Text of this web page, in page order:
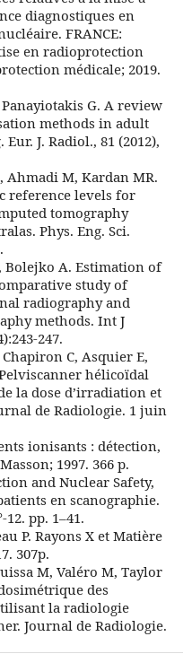
diagnostiques en
FRANCE:
en radioprotection
médicale; 2019.
G. A review
methods in adult
J. Radiol., 81 (2012),
Ahmadi M, Kardan MR.
reference levels for
tomography
Phys. Eng. Sci.
Bolejko A. Estimation of
study of
radiography and
methods. Int J
247.
C, Asquier E,
hélicoïdal
la dose d’irradiation et
de Radiologie. 1 juin
ionisants : détection,
1997. 366 p.
and Nuclear Safety,
en scanographie.
12. pp. 1–41.
P. Rayons X et Matière
307p.
M, Valéro M, Taylor
des
la radiologie
Journal de Radiologie.